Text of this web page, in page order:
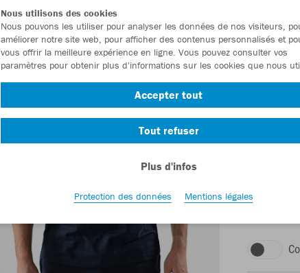
Numéro
En tant
Nous utilisons des cookies
Nous pouvons les utiliser pour analyser les données de nos visiteurs,
améliorer notre site web, pour afficher des contenus personnalisés et
vous offrir la meilleure expérience en ligne. Vous pouvez consulter vos
paramètres pour obtenir plus d'informations sur les cookies que nous
Accepter tout
Tout refuser
Plus d'infos
Protection des données Mentions légales